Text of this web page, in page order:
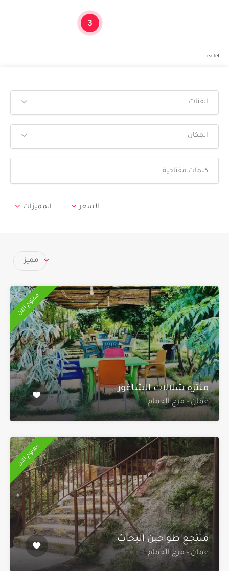
الفئات
المكان
المميزات السعر
مميز
مفتوح الآن
منتزه شلالات الشاغور
عمان - مرج الحمام
مفتوح الآن
منتجع طواحين البحاث
عمان - مرج الحمام
3
Leaflet